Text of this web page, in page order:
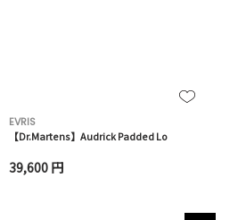
EVRIS
【Dr.Martens】Audrick Padded Lo
39,600 円